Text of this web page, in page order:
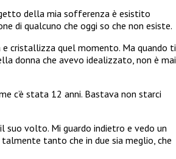
della mia sofferenza è esistito
di qualcuno che oggi so che non esiste.
e cristallizza quel momento. Ma quando ti
donna che avevo idealizzato, non è mai
c’è stata 12 anni. Bastava non starci
suo volto. Mi guardo indietro e vedo un
talmente tanto che in due sia meglio, che